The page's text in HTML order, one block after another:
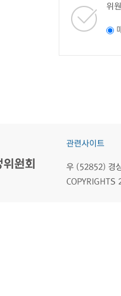
위
관련사이트
우 (52852) 경
COPYRIGHTS